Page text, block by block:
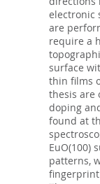
electronic
are
require a
surface
thin films
thesis are
doping
found at
EuO(100)
patterns,
fingerprint